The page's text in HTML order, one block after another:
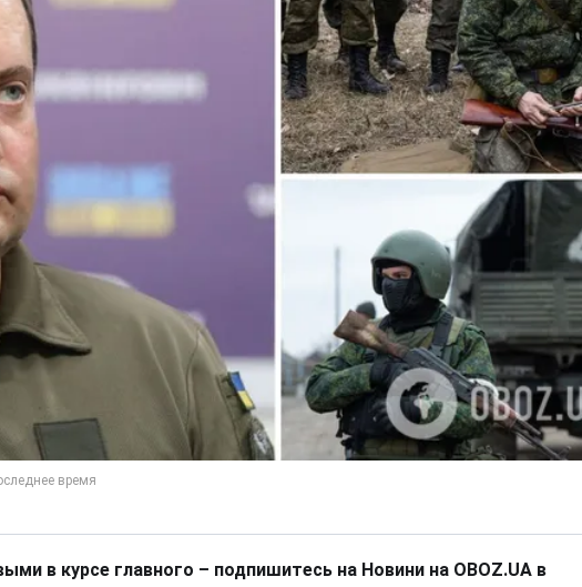
в курсе главного – подпишитесь на Новини на OBOZ.UA в